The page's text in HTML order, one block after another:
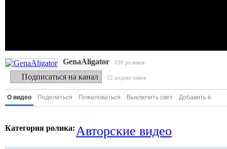
GenaAligator · 139 роликов
Подписаться на канал · 12 подписчиков
О видео Поделиться Пожаловаться Выключить свет Добавить в
Категория ролика:Авторские видео